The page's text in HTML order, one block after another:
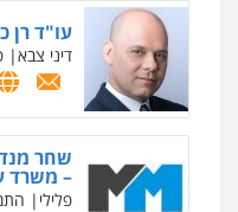
עו"ד רן
דיני צבא
שחר
– משרד
פלילי